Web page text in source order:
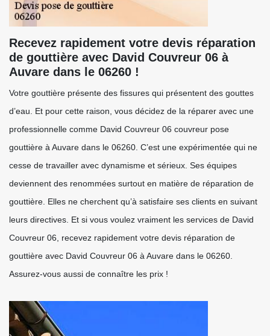
Recevez rapidement votre devis réparation
de gouttière avec David Couvreur 06 à
Auvare dans le 06260 !
Votre gouttière présente des fissures qui présentent des gouttes
d’eau. Et pour cette raison, vous décidez de la réparer avec une
professionnelle comme David Couvreur 06 couvreur pose
gouttière à Auvare dans le 06260. C’est une expérimentée qui ne
cesse de travailler avec dynamisme et sérieux. Ses équipes
deviennent des renommées surtout en matière de réparation de
gouttière. Elles ne cherchent qu’à satisfaire ses clients en suivant
leurs directives. Et si vous voulez vraiment les services de David
Couvreur 06, recevez rapidement votre devis réparation de
gouttière avec David Couvreur 06 à Auvare dans le 06260.
Assurez-vous aussi de connaître les prix !